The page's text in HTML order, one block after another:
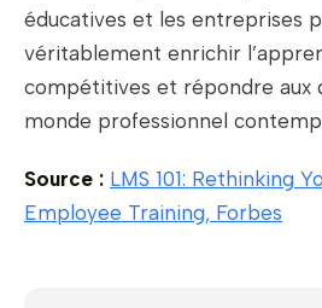
éducatives et les entreprises
véritablement enrichir
compétitives et répondre aux
monde professionnel
Source : LMS 101: Rethinking
Employee Training, Forbes